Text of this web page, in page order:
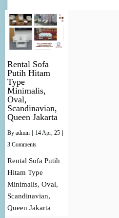
Rental Sofa
Putih Hitam
Type
Minimalis,
Oval,
Scandinavian,
Queen Jakarta
By admin 14Apr, 25
3 Comments
Rental Sofa Putih
Hitam Type
Minimalis, Oval,
Scandinavian,
Queen Jakarta